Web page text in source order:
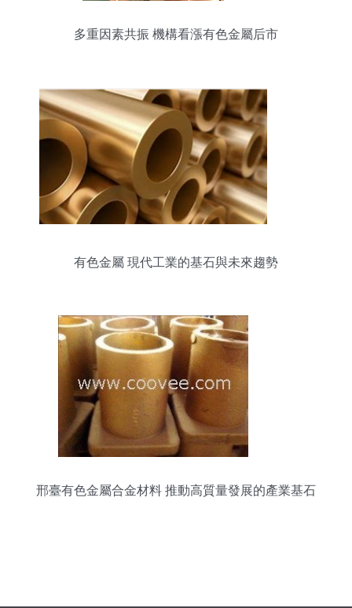
多重因素共振 機構看漲有色金屬后市
有色金屬 現代工業的基石與未來趨勢
邢臺有色金屬合金材料 推動高質量發展的產業基石